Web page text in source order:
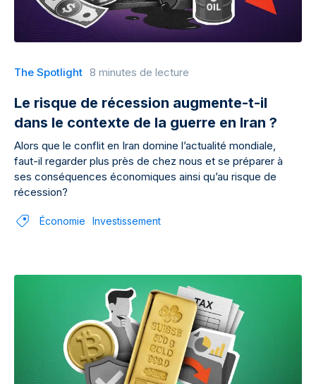
The Spotlight 8 minutes de lecture
Le risque de récession augmente-t-il
dans le contexte de la guerre en Iran ?
Alors que le conflit en Iran domine l’actualité mondiale,
faut-il regarder plus près de chez nous et se préparer à
ses conséquences économiques ainsi qu’au risque de
récession?
Économie Investissement